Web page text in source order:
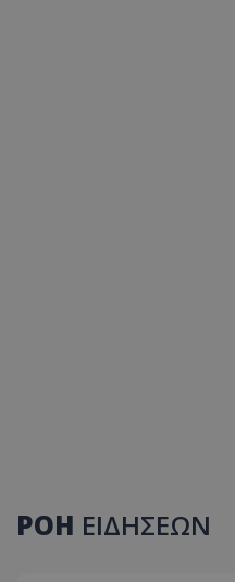
ΡΟΗ ΕΙΔΗΣΕΩΝ